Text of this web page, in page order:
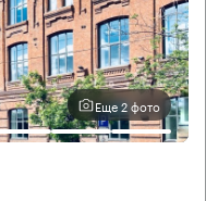
Еще 2 фото